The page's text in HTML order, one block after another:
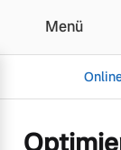
Aktuelle
Menü